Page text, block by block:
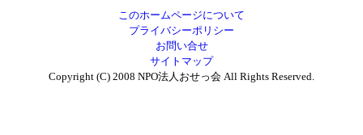
このホームページについて
プライバシーポリシー
お問い合せ
サイトマップ
Copyright (C) 2008 NPO法人おせっ会 All Rights Reserved.